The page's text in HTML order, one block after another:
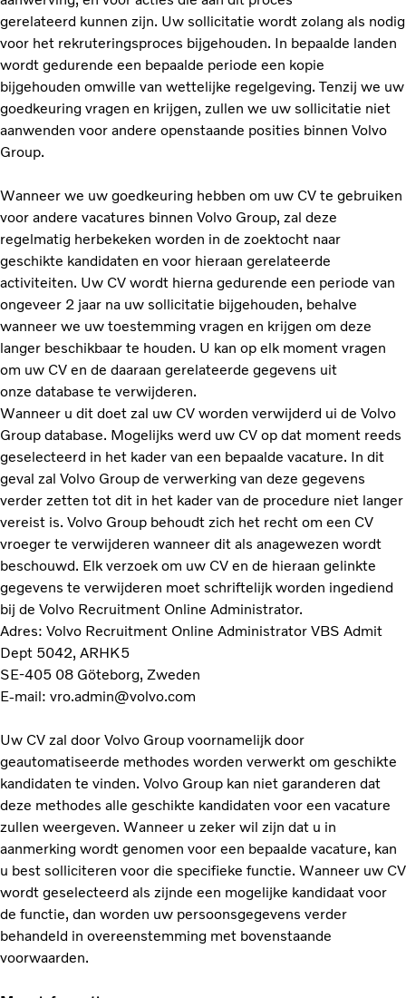
gerelateerd kunnen zijn. Uw sollicitatie wordt zolang als nodig
voor het rekruteringsproces bijgehouden. In bepaalde landen
wordt gedurende een bepaalde periode een kopie
bijgehouden omwille van wettelijke regelgeving. Tenzij we uw
goedkeuring vragen en krijgen, zullen we uw sollicitatie niet
aanwenden voor andere openstaande posities binnen Volvo
Group.
Wanneer we uw goedkeuring hebben om uw CV te gebruiken
voor andere vacatures binnen Volvo Group, zal deze
regelmatig herbekeken worden in de zoektocht naar
geschikte kandidaten en voor hieraan gerelateerde
activiteiten. Uw CV wordt hierna gedurende een periode van
ongeveer 2 jaar na uw sollicitatie bijgehouden, behalve
wanneer we uw toestemming vragen en krijgen om deze
langer beschikbaar te houden. U kan op elk moment vragen
om uw CV en de daaraan gerelateerde gegevens uit
onze database te verwijderen.
Wanneer u dit doet zal uw CV worden verwijderd ui de Volvo
Group database. Mogelijks werd uw CV op dat moment reeds
geselecteerd in het kader van een bepaalde vacature. In dit
geval zal Volvo Group de verwerking van deze gegevens
verder zetten tot dit in het kader van de procedure niet langer
vereist is. Volvo Group behoudt zich het recht om een CV
vroeger te verwijderen wanneer dit als anagewezen wordt
beschouwd. Elk verzoek om uw CV en de hieraan gelinkte
gegevens te verwijderen moet schriftelijk worden ingediend
bij de Volvo Recruitment Online Administrator.
Adres: Volvo Recruitment Online Administrator VBS Admit
Dept 5042, ARHK5
SE-405 08 Göteborg, Zweden
E-mail: vro.admin@volvo.com
Uw CV zal door Volvo Group voornamelijk door
geautomatiseerde methodes worden verwerkt om geschikte
kandidaten te vinden. Volvo Group kan niet garanderen dat
deze methodes alle geschikte kandidaten voor een vacature
zullen weergeven. Wanneer u zeker wil zijn dat u in
aanmerking wordt genomen voor een bepaalde vacature, kan
u best solliciteren voor die specifieke functie. Wanneer uw CV
wordt geselecteerd als zijnde een mogelijke kandidaat voor
de functie, dan worden uw persoonsgegevens verder
behandeld in overeenstemming met bovenstaande
voorwaarden.